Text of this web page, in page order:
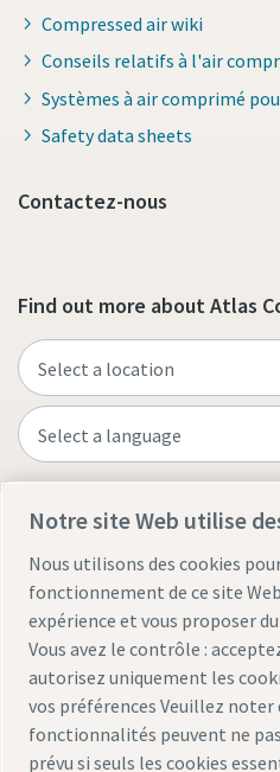
Compressed air wiki
Conseils relatifs à l'air
Systèmes à air comprimé
Safety data sheets
Contactez-nous
Find out more about Atlas
Notre site Web utilise
Nous utilisons des cookies
fonctionnement de ce site
expérience et vous proposer
Vous avez le contrôle :
autorisez uniquement les
vos préférences Veuillez noter
fonctionnalités peuvent ne
prévu si seuls les cookies